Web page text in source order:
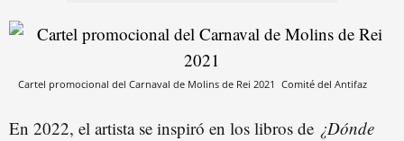
Cartel promocional del Carnaval de Molins de Rei 2021 Comité del Antifaz
En 2022, el artista se inspiró en los libros de ¿Dónde